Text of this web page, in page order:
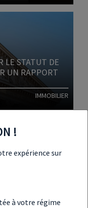
LE STATUT DE
UN RAPPORT
IMMOBILIER
LE
LA HATVP
PATRIMOINE
!
expérience sur
à votre régime